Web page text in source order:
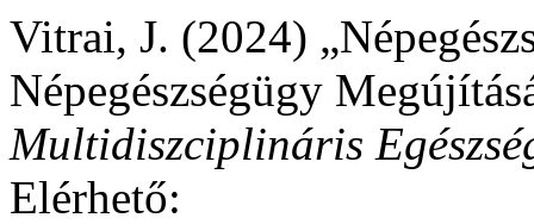
Vitrai, J. (2024)
Népegészségügy
Multidiszciplináris
Elérhető: